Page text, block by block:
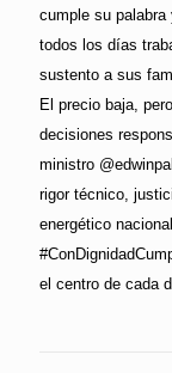
cumple su palabra
todos los días
sustento a sus
El precio baja,
decisiones
ministro
rigor técnico,
energético nacional.
el centro de cada